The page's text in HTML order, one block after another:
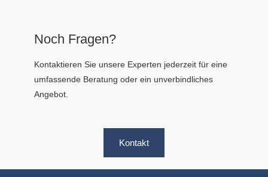
Noch Fragen?
Kontaktieren Sie unsere Experten jederzeit für eine
umfassende Beratung oder ein unverbindliches
Angebot.
Kontakt